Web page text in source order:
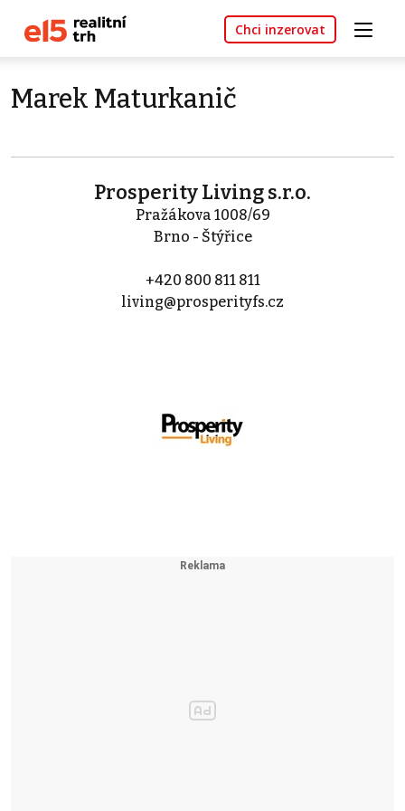
Chci inzerovat
Marek Maturkanič
Prosperity Living s.r.o.
Pražákova 1008/69
Brno - Štýřice
+420 800 811 811
living@prosperityfs.cz